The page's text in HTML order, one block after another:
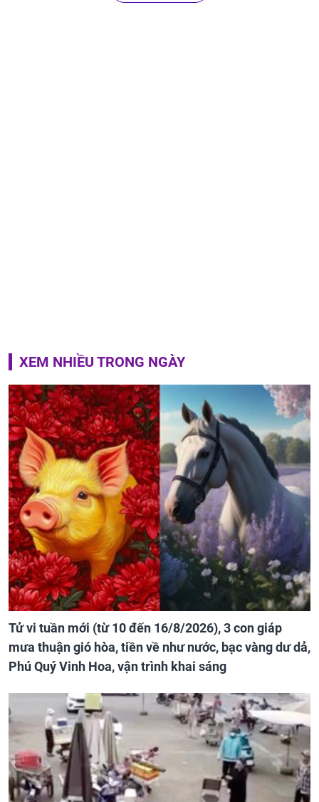
XEM NHIỀU TRONG NGÀY
Tử vi tuần mới (từ 10 đến 16/8/2026), 3 con giáp
mưa thuận gió hòa, tiền về như nước, bạc vàng dư dả,
Phú Quý Vinh Hoa, vận trình khai sáng